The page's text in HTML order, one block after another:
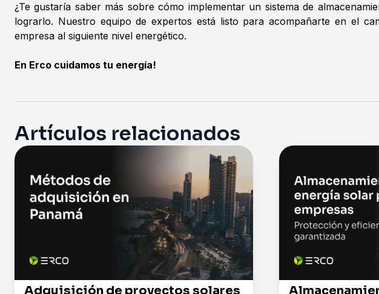
¿Te gustaría saber más sobre cómo implementar un sistema de
lograrlo. Nuestro equipo de expertos está listo para acompañarte en el
empresa al siguiente nivel energético.
En Erco cuidamos tu energía!
Artículos relacionados
Adquisición de proyectos solares